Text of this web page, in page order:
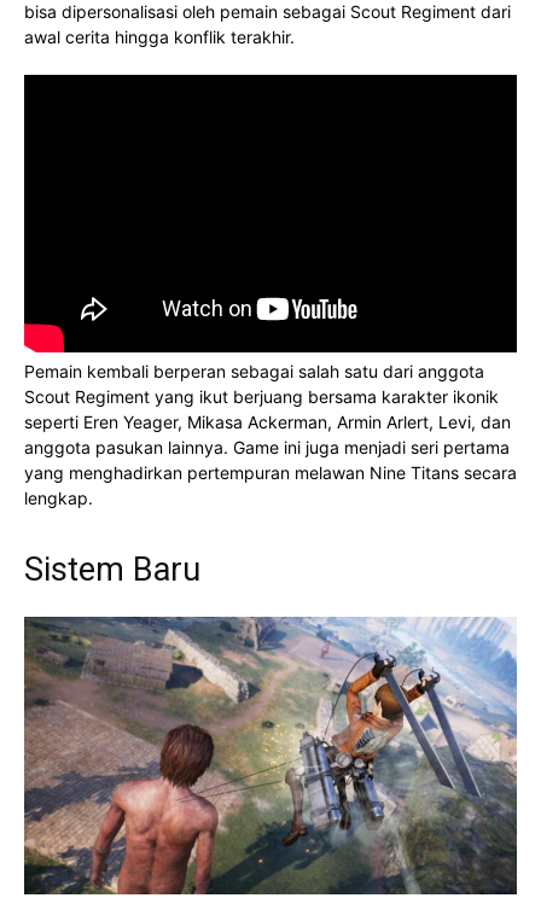
bisa dipersonalisasi oleh pemain sebagai Scout Regiment dari
awal cerita hingga konflik terakhir.
Pemain kembali berperan sebagai salah satu dari anggota
Scout Regiment yang ikut berjuang bersama karakter ikonik
seperti Eren Yeager, Mikasa Ackerman, Armin Arlert, Levi, dan
anggota pasukan lainnya. Game ini juga menjadi seri pertama
yang menghadirkan pertempuran melawan Nine Titans secara
lengkap.
Sistem Baru